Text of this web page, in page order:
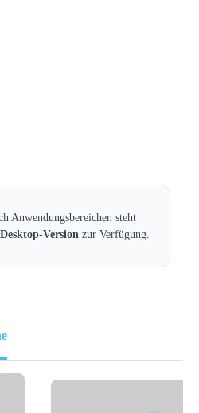
Anwendungsbereichen steht
Desktop-Version zur Verfügung.